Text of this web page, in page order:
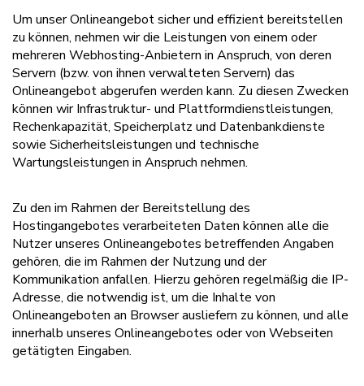
Um unser Onlineangebot sicher und effizient bereitstellen
zu können, nehmen wir die Leistungen von einem oder
mehreren Webhosting-Anbietern in Anspruch, von deren
Servern (bzw. von ihnen verwalteten Servern) das
Onlineangebot abgerufen werden kann. Zu diesen Zwecken
können wir Infrastruktur- und Plattformdienstleistungen,
Rechenkapazität, Speicherplatz und Datenbankdienste
sowie Sicherheitsleistungen und technische
Wartungsleistungen in Anspruch nehmen.
Zu den im Rahmen der Bereitstellung des
Hostingangebotes verarbeiteten Daten können alle die
Nutzer unseres Onlineangebotes betreffenden Angaben
gehören, die im Rahmen der Nutzung und der
Kommunikation anfallen. Hierzu gehören regelmäßig die IP-
Adresse, die notwendig ist, um die Inhalte von
Onlineangeboten an Browser ausliefern zu können, und alle
innerhalb unseres Onlineangebotes oder von Webseiten
getätigten Eingaben.